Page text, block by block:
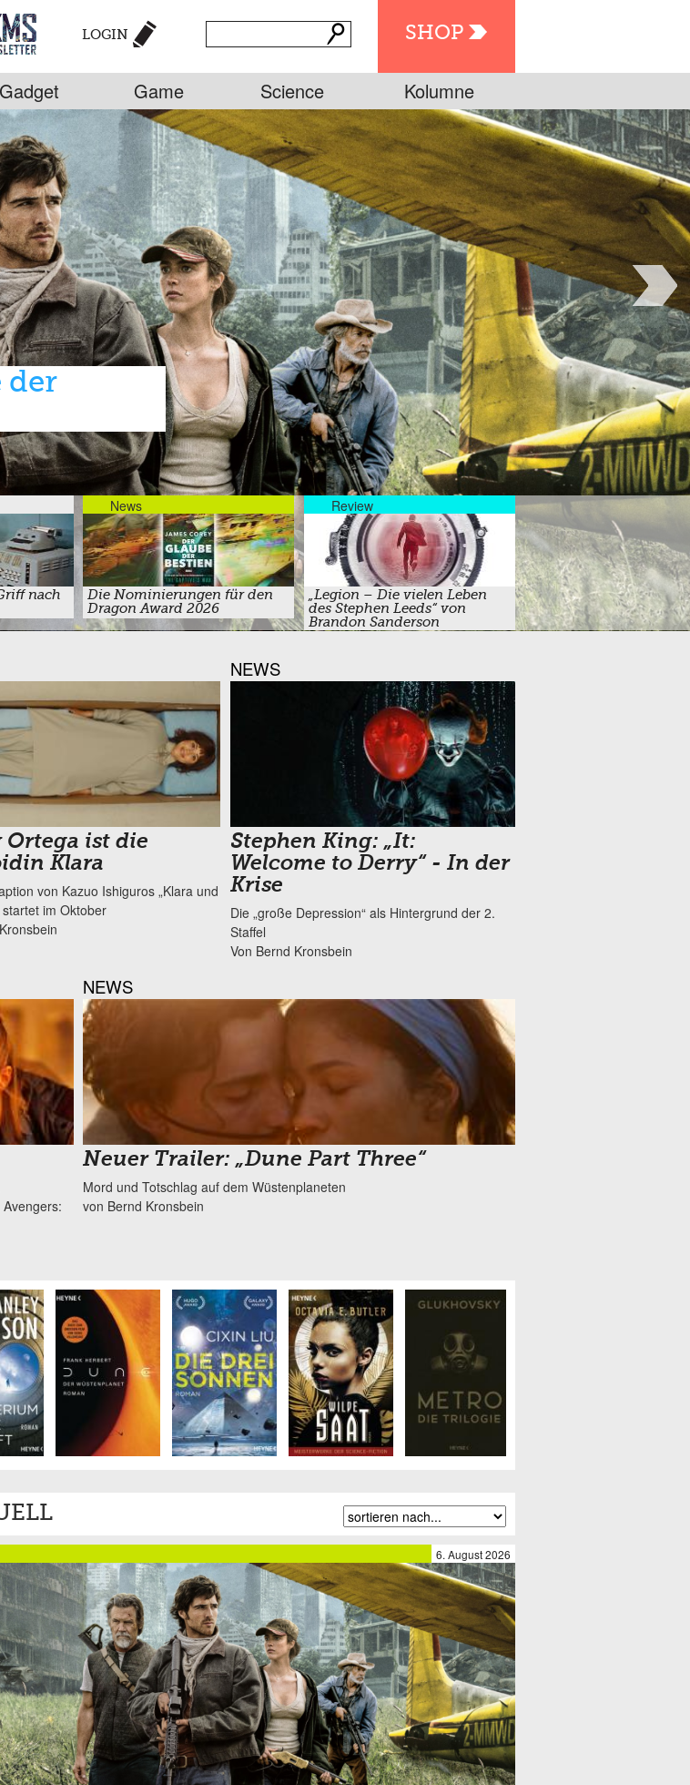
SHOP
LOGIN
Gadget Game Science Kolumne
der
TV-Tipp: „Europas Griff nach den
Sternen“
Dokumentation heute auf Arte
von Andy
„Legion – Die vielen Leben des
Stephen Leeds“ von Brandon
Sanderson
Ein genialer Privatdetektiv mit vielen halluzinierten Persönlichkeiten
nach
News
Die Nominierungen für den
Dragon Award 2026
Review
„Legion – Die vielen Leben
des Stephen Leeds“ von
Brandon Sanderson
Ortega ist die
Klara
von Kazuo Ishiguros „Klara und
startet im Oktober
NEWS
Stephen King: „It:
Welcome to Derry“ - In der
Krise
Die „große Depression“ als Hintergrund der 2.
Staffel
Von Bernd Kronsbein
NEWS
Neuer Trailer: „Dune Part Three“
Mord und Totschlag auf dem Wüstenplaneten
von Bernd Kronsbein
6. August 2026